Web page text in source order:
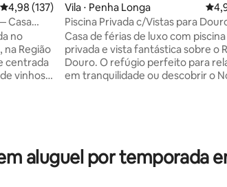
4,98 de uma avaliação média de 5, 137
4,98 (137)
Casa
no
na Região
centrada
vinhos
de
as
Vila ⋅ Penha Longa
Piscina Privada c/Vistas para
& Design
Casa de férias de luxo com piscina
privada e vista fantástica sobre o
Douro. O refúgio perfeito para relaxar
em tranquilidade ou descobrir o
livre 🥾 Aventura: Passadiços do
canoagem 🧺 Comodidade:
aluguel por temporada